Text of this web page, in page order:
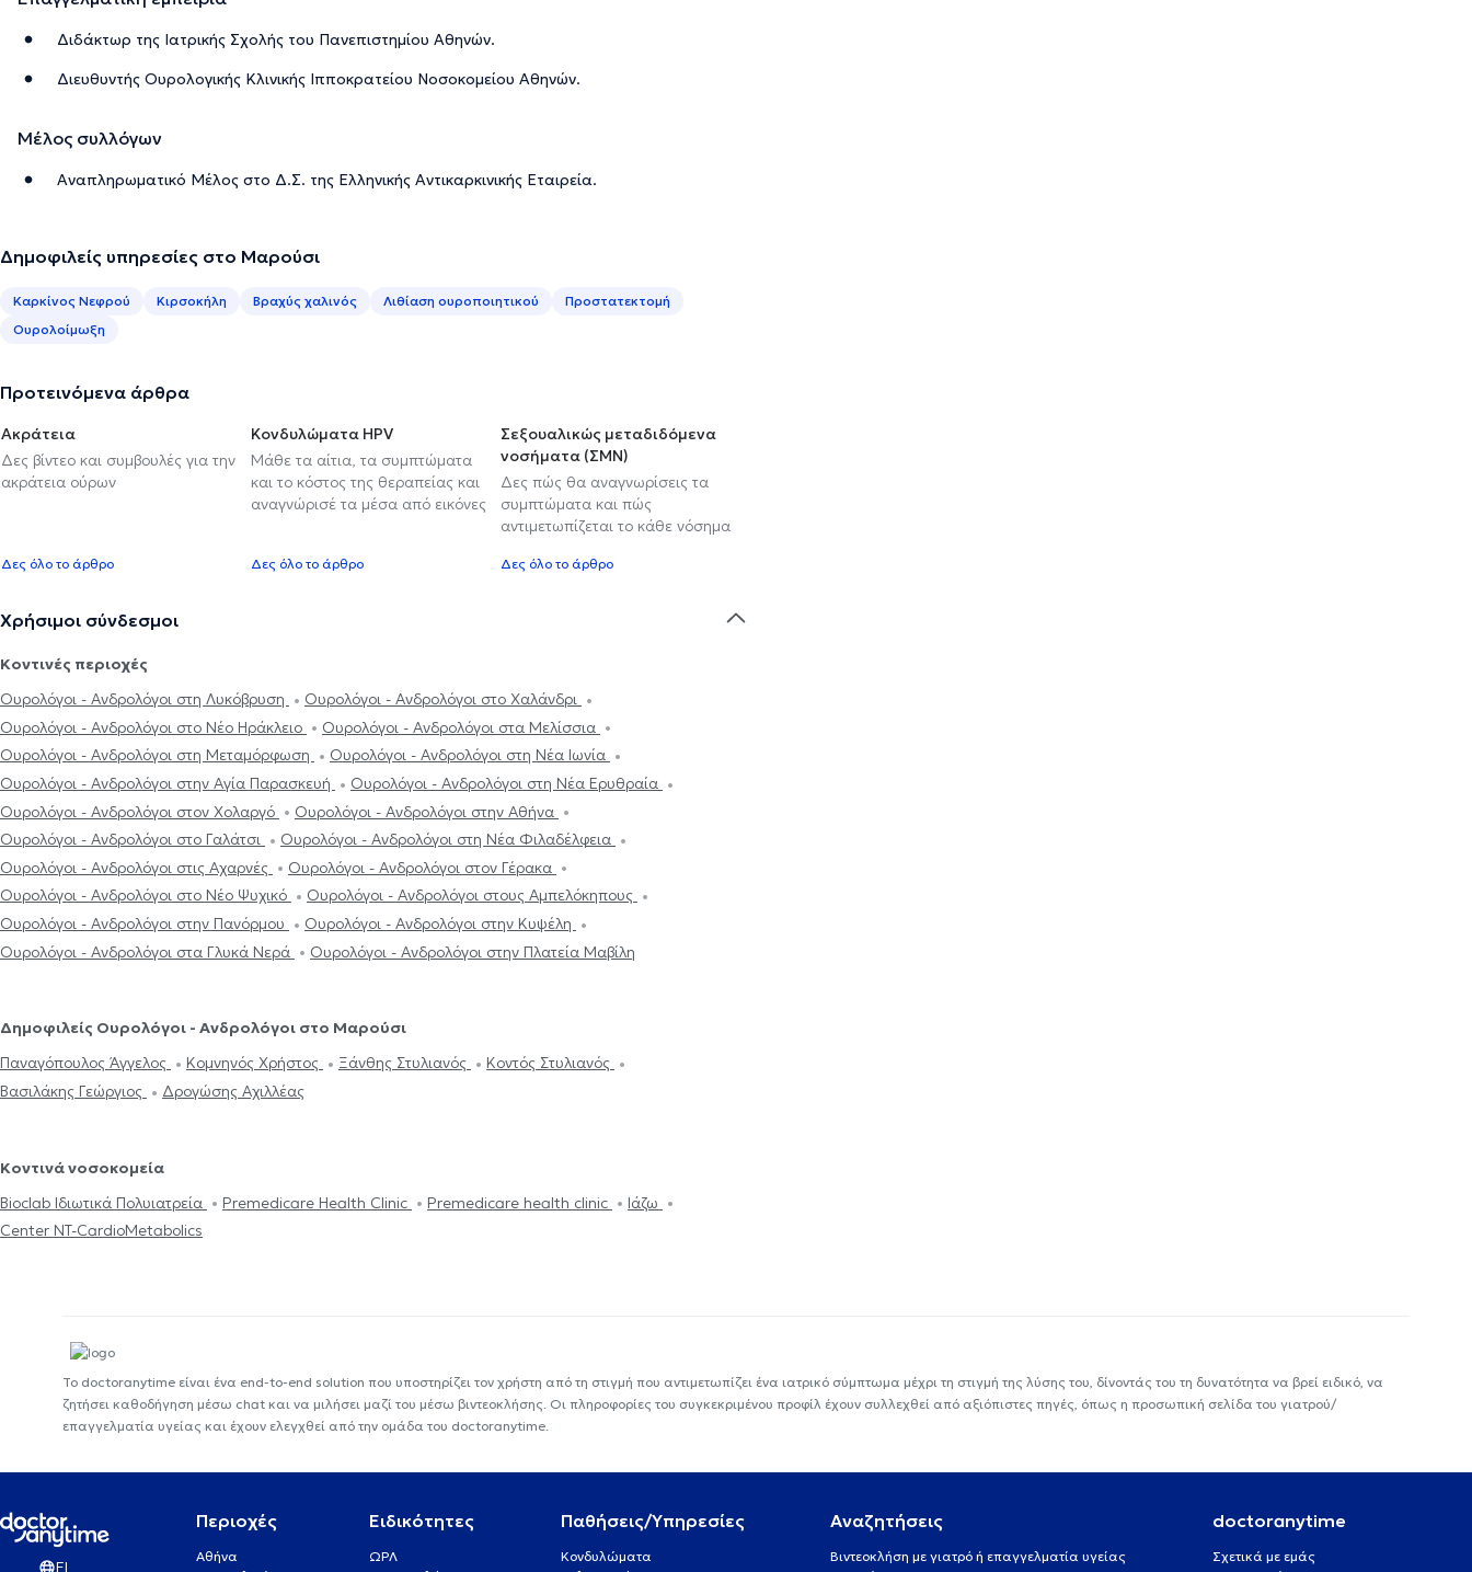
Διδάκτωρ της Ιατρικής Σχολής του Πανεπιστημίου Αθηνών.
Διευθυντής Ουρολογικής Κλινικής Ιπποκρατείου Νοσοκομείου Αθηνών.
Μέλος συλλόγων
Αναπληρωματικό Μέλος στο Δ.Σ. της Ελληνικής Αντικαρκινικής Εταιρεία.
Δημοφιλείς υπηρεσίες στο Μαρούσι
Καρκίνος Νεφρού Κιρσοκήλη Βραχύς χαλινός Λιθίαση ουροποιητικού
Προστατεκτομή
Ουρολοίμωξη
Προτεινόμενα άρθρα
Ακράτεια
Δες βίντεο και συμβουλές για την
ακράτεια ούρων
Δες όλο το άρθρο
Κονδυλώματα HPV
Μάθε τα αίτια, τα συμπτώματα
και το κόστος της θεραπείας και
αναγνώρισέ τα μέσα από εικόνες
Δες όλο το άρθρο
Σεξουαλικώς μεταδιδόμενα
νοσήματα (ΣΜΝ)
Δες πώς θα αναγνωρίσεις τα
συμπτώματα και πώς
αντιμετωπίζεται το κάθε νόσημα
Δες όλο το άρθρο
Χρήσιμοι σύνδεσμοι
Κοντινές περιοχές
Ουρολόγοι - Ανδρολόγοι στη Λυκόβρυση
Ουρολόγοι - Ανδρολόγοι στο Χαλάνδρι
Ουρολόγοι - Ανδρολόγοι στο Νέο Ηράκλειο
Ουρολόγοι - Ανδρολόγοι στα Μελίσσια
Ουρολόγοι - Ανδρολόγοι στη Μεταμόρφωση
Ουρολόγοι - Ανδρολόγοι στη Νέα Ιωνία
Ουρολόγοι - Ανδρολόγοι στην Αγία Παρασκευή
Ουρολόγοι - Ανδρολόγοι στη Νέα Ερυθραία
Ουρολόγοι - Ανδρολόγοι στον Χολαργό
Ουρολόγοι - Ανδρολόγοι στην Αθήνα
Ουρολόγοι - Ανδρολόγοι στο Γαλάτσι
Ουρολόγοι - Ανδρολόγοι στη Νέα Φιλαδέλφεια
Ουρολόγοι - Ανδρολόγοι στις Αχαρνές
Ουρολόγοι - Ανδρολόγοι στον Γέρακα
Ουρολόγοι - Ανδρολόγοι στο Νέο Ψυχικό
Ουρολόγοι - Ανδρολόγοι στους Αμπελόκηπους
Ουρολόγοι - Ανδρολόγοι στην Πανόρμου
Ουρολόγοι - Ανδρολόγοι στην Κυψέλη
Ουρολόγοι - Ανδρολόγοι στα Γλυκά Νερά
Ουρολόγοι - Ανδρολόγοι στην Πλατεία Μαβίλη
Δημοφιλείς Ουρολόγοι - Ανδρολόγοι στο Μαρούσι
Παναγόπουλος Άγγελος
Κομνηνός Χρήστος Ξάνθης Στυλιανός
Κοντός Στυλιανός
Βασιλάκης Γεώργιος
Δρογώσης Αχιλλέας
Κοντινά νοσοκομεία
Bioclab Ιδιωτικά Πολυιατρεία
Premedicare Health Clinic Premedicare health clinic
Ιάζω
Center NT-CardioMetabolics
Το doctoranytime είναι ένα end-to-end solution που υποστηρίζει τον χρήστη από τη στιγμή που αντιμετωπίζει ένα ιατρικό σύμπτωμα μέχρι τη στιγμή της λύσης του, δίνοντάς του τη δυνατότητα να βρεί ειδικό, να
ζητήσει καθοδήγηση μέσω chat και να μιλήσει μαζί του μέσω βιντεοκλήσης. Οι πληροφορίες του συγκεκριμένου προφίλ έχουν συλλεχθεί από αξιόπιστες πηγές, όπως η προσωπική σελίδα του γιατρού/
επαγγελματία υγείας και έχουν ελεγχθεί από την ομάδα του doctoranytime.
EL
Περιοχές
Αθήνα
Ειδικότητες
ΩΡΛ
Παθήσεις/Υπηρεσίες
Κονδυλώματα
Αναζητήσεις
Βιντεοκλήση με γιατρό ή επαγγελματία υγείας
doctoranytime
Σχετικά με εμάς